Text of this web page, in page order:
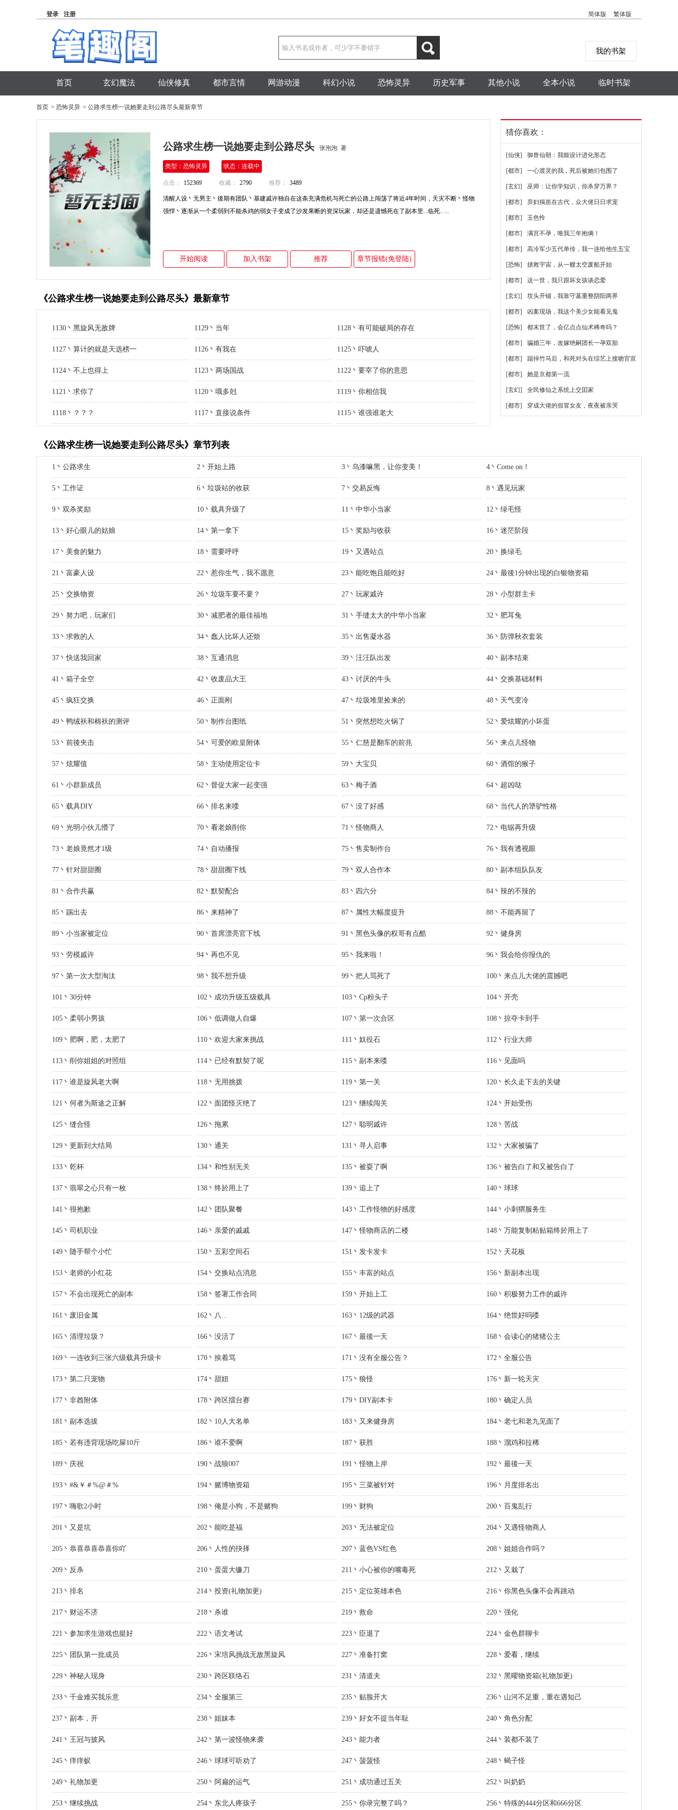
登录 注册 简体版 繁体版
我的书架
首页 玄幻魔法 仙侠修真 都市言情 网游动漫 科幻小说 恐怖灵异 历史军事 其他小说 全本小说 临时书架
首页 > 恐怖灵异 > 公路求生榜一说她要走到公路尽头最新章节
公路求生榜一说她要走到公路尽头 张泡泡 著
类型：恐怖灵异 状态：连载中
点击： 152369 收藏： 2790 推荐： 3489
清醒人设丶无男主丶後期有团队丶基建戚许独自在这条充满危机与死亡的公路上闯荡了将近4年时间，天灾不断丶怪物
强悍丶逐渐从一个柔弱到不能杀鸡的弱女子变成了沙发果断的资深玩家，却还是遗憾死在了副本里...临死.. ...
开始阅读 加入书架 推荐 章节报错(免登陆)
猜你喜欢：
[仙侠] 御兽仙朝：我能设计进化形态
[都市] 一心渡灵的我，死后被她们包围了
[玄幻] 巫师：让你学知识，你杀穿万界？
[都市] 弃妇揣崽在古代，众大佬日日求宠
[都市] 玉色怜
[都市] 满宫不孕，唯我三年抱俩！
[都市] 高冷军少五代单传，我一连给他生五宝
[恐怖] 拯救宇宙，从一艘太空废船开始
[都市] 这一世，我只跟坏女孩谈恋爱
[玄幻] 坟头开铺，我靠守墓重整阴阳两界
[都市] 凶案现场，我这个美少女能看见鬼
[恐怖] 都末世了，会亿点点仙术稀奇吗？
[都市] 骗婚三年，改嫁绝嗣团长一孕双胎
[都市] 踹掉竹马后，和死对头在综艺上接吻官宣
[都市] 她是京都第一流
[玄幻] 全民修仙之系统上交囯家
[都市] 穿成大佬的假冒女友，夜夜被亲哭
《公路求生榜一说她要走到公路尽头》最新章节
1130丶黑旋风无敌牌 1129丶当年 1128丶有可能破局的存在
1127丶算计的就是天选榜一 1126丶有我在 1125丶吓唬人
1124丶不上也得上 1123丶两场国战 1122丶要宰了你的意思
1121丶求你了 1120丶哦多尅 1119丶你相信我
1118丶？？？ 1117丶直接说条件 1115丶谁强谁老大
《公路求生榜一说她要走到公路尽头》章节列表
1丶公路求生 2丶开始上路 3丶乌漆嘛黑，让你变美！ 4丶Come on！
5丶工作证 6丶垃圾站的收获 7丶交易反悔 8丶遇见玩家
9丶双杀奖励 10丶载具升级了 11丶中华小当家 12丶绿毛怪
13丶好心眼儿的姑娘 14丶第一拿下 15丶奖励与收获 16丶迷茫阶段
17丶美食的魅力 18丶需要呼呼 19丶又遇站点 20丶换绿毛
21丶富豪人设 22丶惹你生气，我不愿意 23丶能吃饱且能吃好 24丶最後1分钟出现的白银物资箱
25丶交换物资 26丶垃圾车要不要？ 27丶玩家戚许 28丶小型群主卡
29丶努力吧，玩家们 30丶减肥者的最佳福地 31丶手缝太大的中华小当家 32丶肥耳兔
33丶求救的人 34丶蠢人比坏人还烦 35丶出售凝水器 36丶防弹秋衣套装
37丶快送我回家 38丶互通消息 39丶汪汪队出发 40丶副本结束
41丶箱子全空 42丶收废品大王 43丶讨厌的牛头 44丶交换基础材料
45丶疯狂交换 46丶正面刚 47丶垃圾堆里捡来的 48丶天气变冷
49丶鸭绒袄和棉袄的测评 50丶制作台图纸 51丶突然想吃火锅了 52丶爱炫耀的小坏蛋
53丶前後夹击 54丶可爱的欧皇附体 55丶仁慈是翻车的前兆 56丶来点儿怪物
57丶炫耀值 58丶主动使用定位卡 59丶大宝贝 60丶酒馆的猴子
61丶小群新成员 62丶督促大家一起变强 63丶梅子酒 64丶超凶哒
65丶载具DIY 66丶排名来喽 67丶没了好感 68丶当代人的犟驴性格
69丶光明小伙儿懵了 70丶看老娘削你 71丶怪物商人 72丶电锯再升级
73丶老娘竟然才1级 74丶自动播报 75丶售卖制作台 76丶我有透视眼
77丶针对甜甜圈 78丶甜甜圈下线 79丶双人合作本 80丶副本组队队友
81丶合作共赢 82丶默契配合 83丶四六分 84丶辣的不辣的
85丶踢出去 86丶来精神了 87丶属性大幅度提升 88丶不能再留了
89丶小当家被定位 90丶首席漂亮官下线 91丶黑色头像的权哥有点酷 92丶健身房
93丶劳模戚许 94丶再也不见 95丶我来啦！ 96丶我会给你报仇的
97丶第一次大型淘汰 98丶我不想升级 99丶把人骂死了 100丶来点儿大佬的震撼吧
101丶30分钟 102丶成功升级五级载具 103丶Cp粉头子 104丶开壳
105丶柔弱小男孩 106丶低调做人自爆 107丶第一次合区 108丶掠夺卡到手
109丶肥啊，肥，太肥了 110丶欢迎大家来挑战 111丶奴役石 112丶行业大师
113丶削你姐姐的对照组 114丶已经有默契了呢 115丶副本来喽 116丶见面吗
117丶谁是旋风老大啊 118丶无用挑拨 119丶第一关 120丶长久走下去的关键
121丶何者为斯途之正解 122丶面团怪灭绝了 123丶继续闯关 124丶开始受伤
125丶缝合怪 126丶拖累 127丶聪明戚许 128丶苦战
129丶更新到大结局 130丶通关 131丶寻人启事 132丶大家被骗了
133丶乾杯 134丶和性别无关 135丶被耍了啊 136丶被告白了和又被告白了
137丶翡翠之心只有一枚 138丶终於用上了 139丶追上了 140丶球球
141丶很抱歉 142丶团队聚餐 143丶工作怪物的好感度 144丶小刺猬服务生
145丶司机职业 146丶亲爱的戚戚 147丶怪物商店的二楼 148丶万能复制粘贴箱终於用上了
149丶随手帮个小忙 150丶五彩空间石 151丶发卡发卡 152丶天花板
153丶老师的小红花 154丶交换站点消息 155丶丰富的站点 156丶新副本出现
157丶不会出现死亡的副本 158丶签署工作合同 159丶开始上工 160丶积极努力工作的戚许
161丶废旧金属 162丶八... 163丶12级的武器 164丶绝世好吗喽
165丶清理垃圾？ 166丶没活了 167丶最後一天 168丶会读心的猪猪公主
169丶一连收到三张六级载具升级卡 170丶挨着骂 171丶没有全服公告？ 172丶全服公告
173丶第二只宠物 174丶甜妞 175丶狼怪 176丶新一轮天灾
177丶非酋附体 178丶跨区擂台赛 179丶DIY副本卡 180丶确定人员
181丶副本选拔 182丶10人大名单 183丶又来健身房 184丶老七和老九见面了
185丶若有违背现场吃屎10斤 186丶谁不爱啊 187丶获胜 188丶溜鸡和拉稀
189丶庆祝 190丶战狼007 191丶怪物上岸 192丶最後一天
193丶#&￥＃%@＃% 194丶赌博物资箱 195丶三菜被针对 196丶月度排名出
197丶嗨歌2小时 198丶俺是小狗，不是赌狗 199丶财狗 200丶百鬼乱行
201丶又是坑 202丶能吃是福 203丶无法被定位 204丶又遇怪物商人
205丶恭喜恭喜恭喜你吖 206丶人性的抉择 207丶蓝色VS红色 208丶姐姐合作吗？
209丶反杀 210丶蛋蛋大镰刀 211丶小心被你的嘴毒死 212丶又栽了
213丶排名 214丶投资(礼物加更) 215丶定位英雄本色 216丶你黑色头像不会再跳动
217丶财运不济 218丶杀谁 219丶救命 220丶强化
221丶参加求生游戏也挺好 222丶语文考试 223丶臣退了 224丶金色群聊卡
225丶团队第一批成员 226丶宋培风挑战无敌黑旋风 227丶准备打窝 228丶爱看，继续
229丶神秘人现身 230丶跨区联络石 231丶清道夫 232丶黑曜物资箱(礼物加更)
233丶千金难买我乐意 234丶全服第三 235丶贴脸开大 236丶山河不足重，重在遇知己
237丶副本，开 238丶姐妹本 239丶好女不提当年耻 240丶角色分配
241丶王冠与披风 242丶第一波怪物来袭 243丶能力者 244丶装都不装了
245丶痒痒蚁 246丶球球可听劝了 247丶菠菠怪 248丶蝎子怪
249丶礼物加更 250丶阿扁的运气 251丶成功通过五关 252丶叫奶奶
253丶继续挑战 254丶东北人疼孩子 255丶你录完整了吗？ 256丶特殊的444分区和666分区